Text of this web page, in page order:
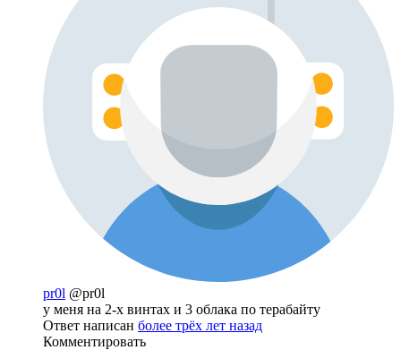
pr0l @pr0l
у меня на 2-х винтах и 3 облака по терабайту
Ответ написан более трёх лет назад
Комментировать